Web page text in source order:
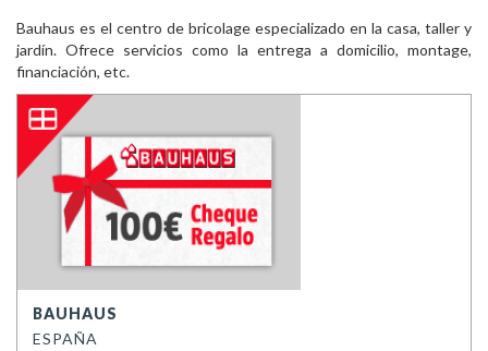
Bauhaus es el centro de bricolage especializado en la casa, taller y
jardín. Ofrece servicios como la entrega a domicilio, montage,
financiación, etc.
BAUHAUS
ESPAÑA